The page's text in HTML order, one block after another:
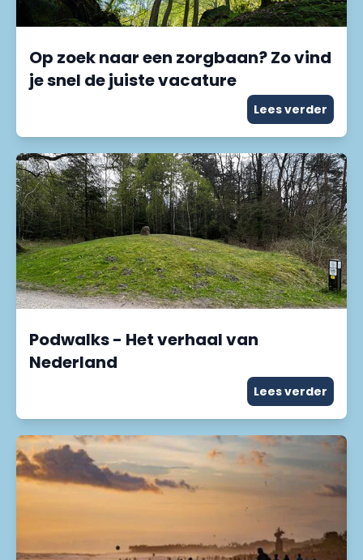
Op zoek naar een zorgbaan? Zo vind
je snel de juiste vacature
Lees verder
Podwalks - Het verhaal van
Nederland
Lees verder